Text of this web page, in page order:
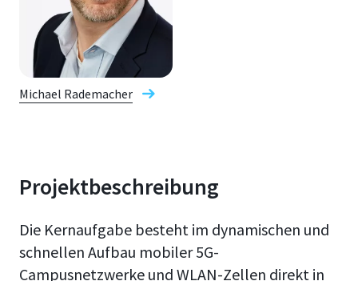
Michael Rademacher
Projektbeschreibung
Die Kernaufgabe besteht im dynamischen und
schnellen Aufbau mobiler 5G-
Campusnetzwerke und WLAN-Zellen direkt in